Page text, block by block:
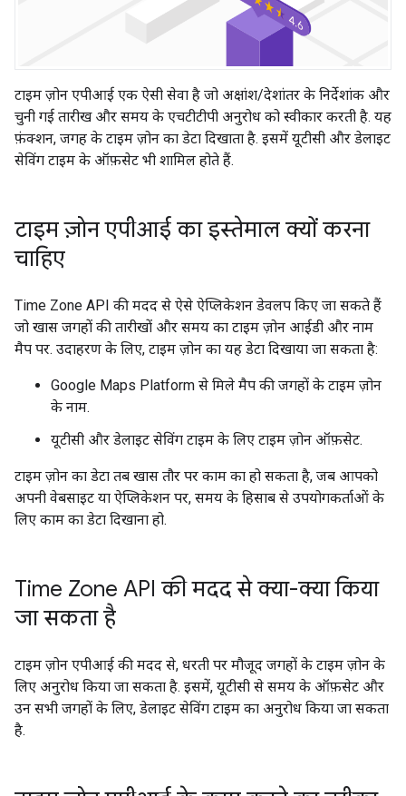
टाइम ज़ोन एपीआई एक ऐसी सेवा है जो अक्षांश/देशांतर के निर्देशांक और
चुनी गई तारीख और समय के एचटीटीपी अनुरोध को स्वीकार करती है. यह
फ़ंक्शन, जगह के टाइम ज़ोन का डेटा दिखाता है. इसमें यूटीसी और डेलाइट
सेविंग टाइम के ऑफ़सेट भी शामिल होते हैं.
टाइम ज़ोन एपीआई का इस्तेमाल क्यों करना
चाहिए
Time Zone API की मदद से ऐसे ऐप्लिकेशन डेवलप किए जा सकते हैं
जो खास जगहों की तारीखों और समय का टाइम ज़ोन आईडी और नाम
मैप पर. उदाहरण के लिए, टाइम ज़ोन का यह डेटा दिखाया जा सकता है:
Google Maps Platform से मिले मैप की जगहों के टाइम ज़ोन
के नाम.
यूटीसी और डेलाइट सेविंग टाइम के लिए टाइम ज़ोन ऑफ़सेट.
टाइम ज़ोन का डेटा तब खास तौर पर काम का हो सकता है, जब आपको
अपनी वेबसाइट या ऐप्लिकेशन पर, समय के हिसाब से उपयोगकर्ताओं के
लिए काम का डेटा दिखाना हो.
Time Zone API की मदद से क्या-क्या किया
जा सकता है
टाइम ज़ोन एपीआई की मदद से, धरती पर मौजूद जगहों के टाइम ज़ोन के
लिए अनुरोध किया जा सकता है. इसमें, यूटीसी से समय के ऑफ़सेट और
उन सभी जगहों के लिए, डेलाइट सेविंग टाइम का अनुरोध किया जा सकता
है.